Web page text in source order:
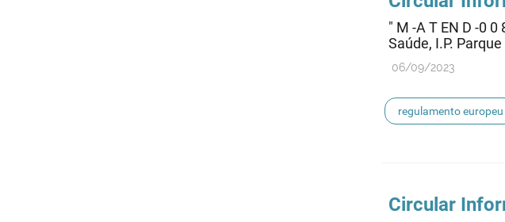
" M -A T EN D -0
Saúde, I.P.
06/09/2023
regulamento
Circular